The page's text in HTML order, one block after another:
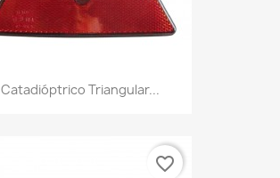
Catadióptrico Triangular...
favorite_border